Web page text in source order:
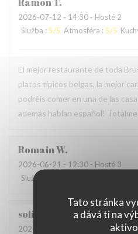
Tato stránka
a dává ti na
2026-07-12 - 14:30 - Hosté 2
Služba : 5/5 Atmosféra : 5/5
El mejor restaurante de toda
platos típicos belgas, la mejor
podréis comer en una de las
además hablan español!
RomainW
2026-06-21 - 12:30 - Hosté 3
Služba
soline
2026-06-13
- 21:00 - Hosté 3